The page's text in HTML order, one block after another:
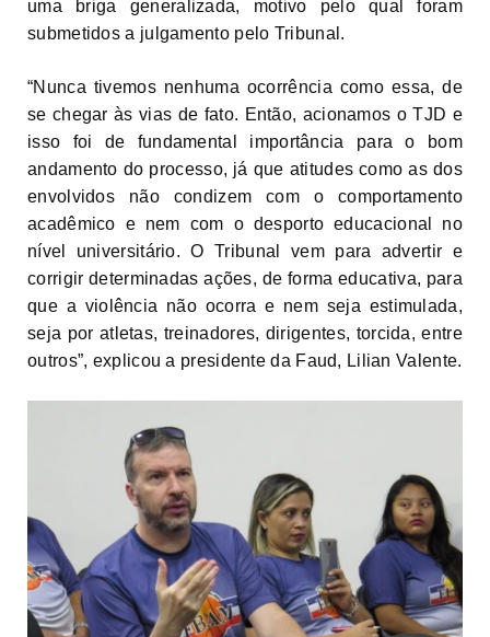
uma briga generalizada, motivo pelo qual foram
submetidos a julgamento pelo Tribunal.
“Nunca tivemos nenhuma ocorrência como essa, de
se chegar às vias de fato. Então, acionamos o TJD e
isso foi de fundamental importância para o bom
andamento do processo, já que atitudes como as dos
envolvidos não condizem com o comportamento
acadêmico e nem com o desporto educacional no
nível universitário. O Tribunal vem para advertir e
corrigir determinadas ações, de forma educativa, para
que a violência não ocorra e nem seja estimulada,
seja por atletas, treinadores, dirigentes, torcida, entre
outros”, explicou a presidente da Faud, Lilian Valente.